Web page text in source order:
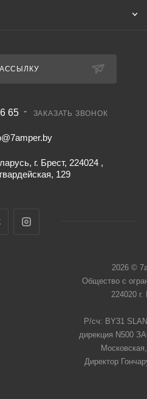
65 ЗАКАЗАТЬ ЗВОНОК
г. Брест, 224024 ,
129
2026 ©
Общество с
224020
Р/сч: BY31
дирекция N500
Директор